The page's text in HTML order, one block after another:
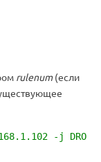
rulenum(если
-j DRO